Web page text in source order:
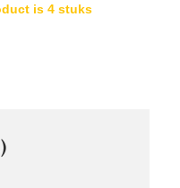
is 4 stuks